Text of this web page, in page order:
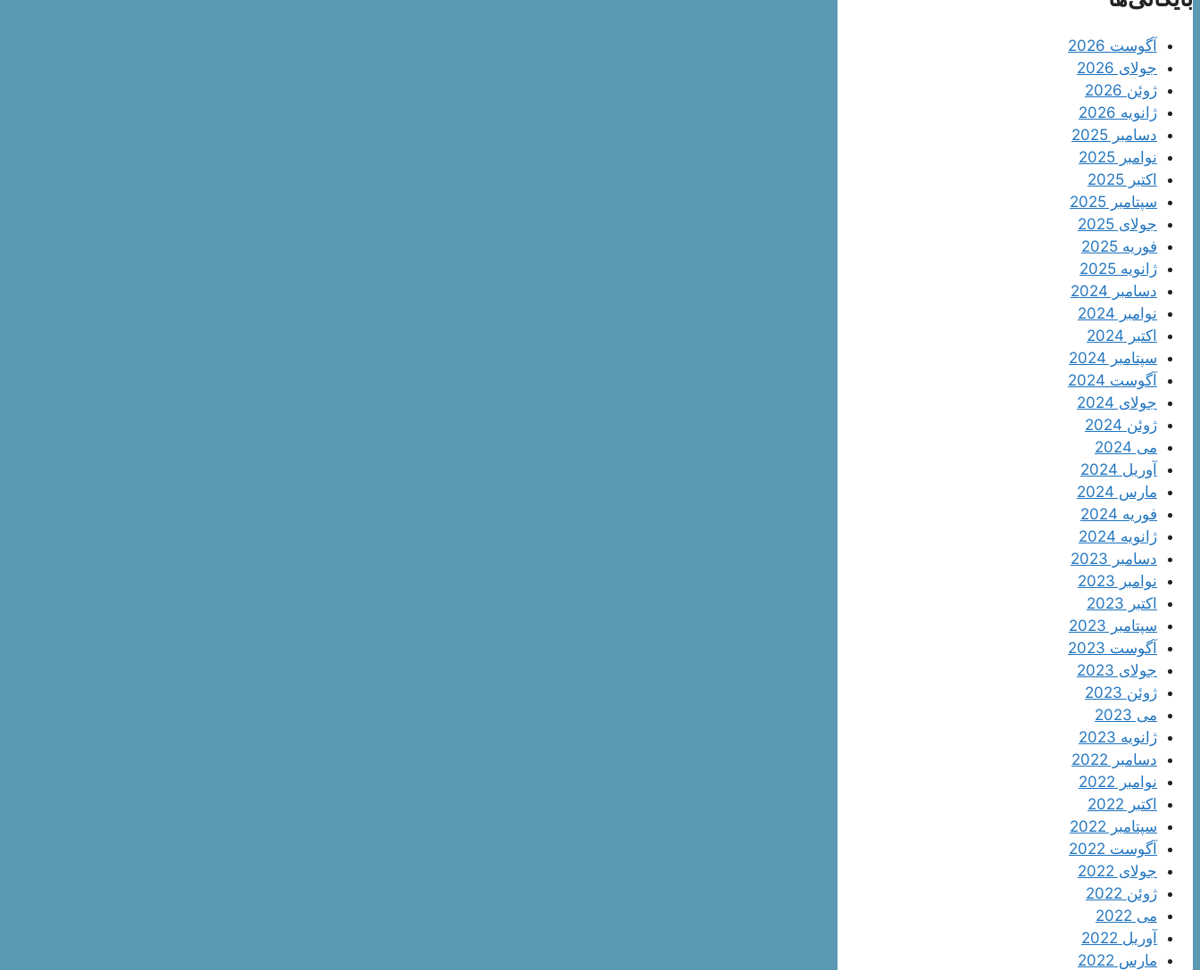
آگوست 2026
جولای 2026
ژوئن 2026
ژانویه 2026
دسامبر 2025
نوامبر 2025
اکتبر 2025
سپتامبر 2025
جولای 2025
فوریه 2025
ژانویه 2025
دسامبر 2024
نوامبر 2024
اکتبر 2024
سپتامبر 2024
آگوست 2024
جولای 2024
ژوئن 2024
می 2024
آوریل 2024
مارس 2024
فوریه 2024
ژانویه 2024
دسامبر 2023
نوامبر 2023
اکتبر 2023
سپتامبر 2023
آگوست 2023
جولای 2023
ژوئن 2023
می 2023
ژانویه 2023
دسامبر 2022
نوامبر 2022
اکتبر 2022
سپتامبر 2022
آگوست 2022
جولای 2022
ژوئن 2022
می 2022
آوریل 2022
مارس 2022